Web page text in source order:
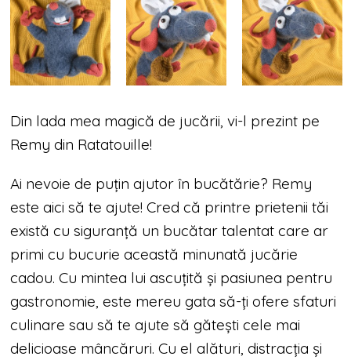
Din lada mea magică de jucării, vi-l prezint pe
Remy din Ratatouille!
Ai nevoie de puțin ajutor în bucătărie? Remy
este aici să te ajute! Cred că printre prietenii tăi
există cu siguranță un bucătar talentat care ar
primi cu bucurie această minunată jucărie
cadou. Cu mintea lui ascuțită și pasiunea pentru
gastronomie, este mereu gata să-ți ofere sfaturi
culinare sau să te ajute să gătești cele mai
delicioase mâncăruri. Cu el alături, distracția și